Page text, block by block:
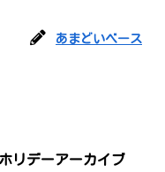
あまどいベース
リデーアーカイブ